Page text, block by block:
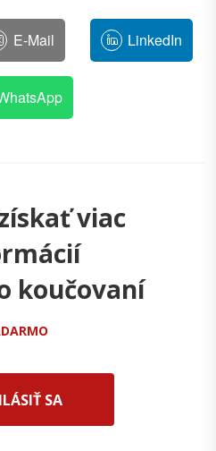
E-Mail LinkedIn
viac
koučovaní
SA